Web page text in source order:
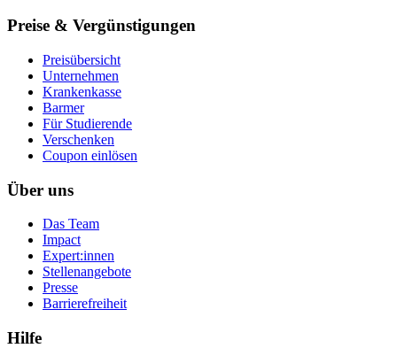
Preise & Vergünstigungen
Preisübersicht
Unternehmen
Krankenkasse
Barmer
Für Studierende
Ver­schen­ken
Coupon einlösen
Über uns
Das Team
Impact
Expert:innen
Stellenangebote
Presse
Barrierefreiheit
Hilfe